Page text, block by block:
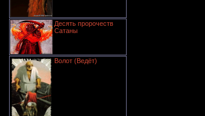
Десять пророчеств
Сатаны
Волот (Ведёт)